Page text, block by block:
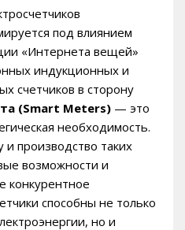
под влиянием
«Интернета вещей»
индукционных и
счетчиков в сторону
(Smart Meters) — это
необходимость.
и производство таких
возможности и
конкурентное
способны не только
но и